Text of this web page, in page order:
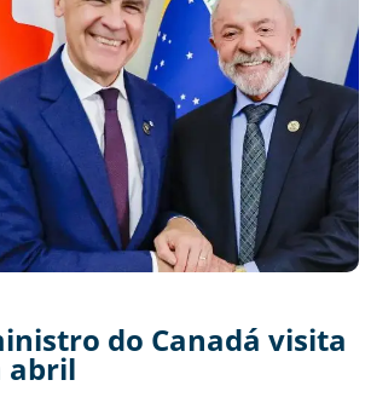
do Canadá visita
abril